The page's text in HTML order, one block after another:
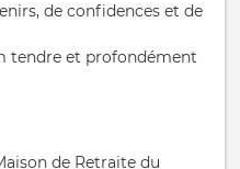
de confidences et de
tendre et profondément
de Retraite du